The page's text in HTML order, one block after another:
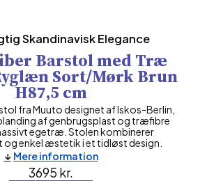
Skandinavisk Elegance
Barstol med Træ
Sort/Mørk Brun
H87,5 cm
fra Muuto designet af Iskos-Berlin,
af genbrugsplast og træfibre
egetræ. Stolen kombinerer
enkel æstetik i et tidløst design.
3695 kr.
Mere information